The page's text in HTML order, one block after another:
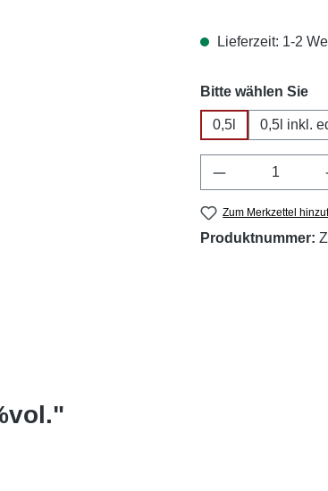
Lieferzeit: 1-2
Bitte wählen Sie
0,5l 0,5l inkl.
Produkt
Zum Merkzettel
Produktnummer: